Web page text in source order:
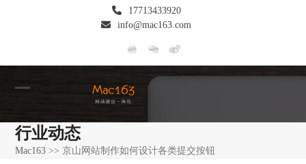
17713433920
info@mac163.com
mobile
menu
mobile
menu
行业动态
Mac163 >> 京山网站制作如何设计各类提交按钮